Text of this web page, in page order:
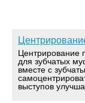
Центрирование
для зубчатых
вместе с
выступов